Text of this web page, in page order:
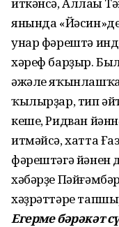
янында
унар фәрештә
хәреф барҙыр.
әжәле
ҡылырҙар, тип
кеше, Ридван
итмәйсә, хатта
фәрештәгә йәнен
хәбәрҙе
хәҙрәттәре
Егерме бәрәкәт